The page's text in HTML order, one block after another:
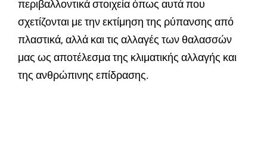
περιβαλλοντικά στοιχεία όπως αυτά που
σχετίζονται με την εκτίμηση της ρύπανσης από
πλαστικά, αλλά και τις αλλαγές των θαλασσών
μας ως αποτέλεσμα της κλιματικής αλλαγής και
της ανθρώπινης επίδρασης.